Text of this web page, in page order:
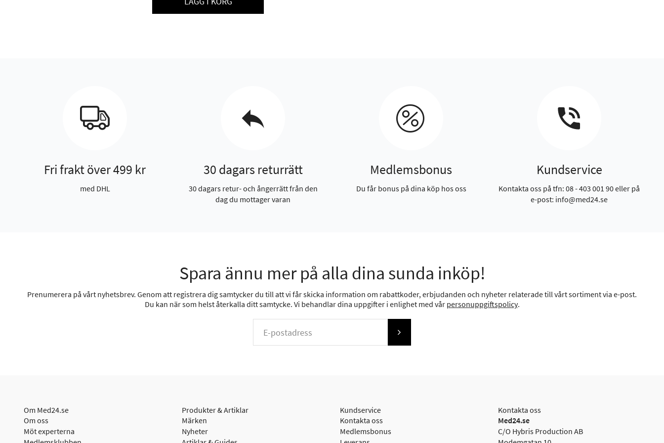
Fri frakt över 499 kr
med DHL
30 dagars returrätt
30 dagars retur- och ångerrätt från den
dag du mottager varan
Medlemsbonus
Du får bonus på dina köp hos oss
Kundservice
Kontakta oss på tfn: 08 - 403 001 90 eller på
e-post: info@med24.se
Spara ännu mer på alla dina sunda inköp!
Prenumerera på vårt nyhetsbrev. Genom att registrera dig samtycker du till att vi får skicka information om rabattkoder, erbjudanden och nyheter relaterade till vårt sortiment via e-post.
Du kan när som helst återkalla ditt samtycke. Vi behandlar dina uppgifter i enlighet med vår personuppgiftspolicy.
Om Med24.se
Om oss
Möt experterna
Produkter & Artiklar
Märken
Nyheter
Kundservice
Kontakta oss
Medlemsbonus
Kontakta oss
Med24.se
C/O Hybris Production AB